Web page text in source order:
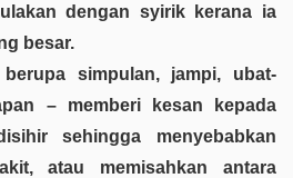
dengan syirik kerana ia
besar.
simpulan, jampi, ubat-
– memberi kesan kepada
sehingga menyebabkan
atau memisahkan antara